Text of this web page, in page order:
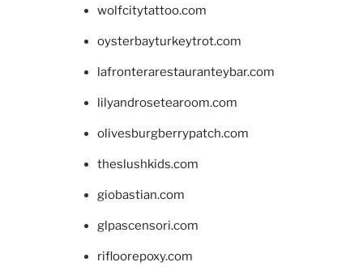
wolfcitytattoo.com
oysterbayturkeytrot.com
lafronterarestauranteybar.com
lilyandrosetearoom.com
olivesburgberrypatch.com
theslushkids.com
giobastian.com
glpascensori.com
rifloorepoxy.com